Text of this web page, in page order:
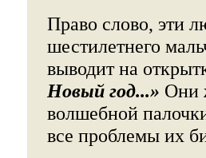
Право слово, эти
шестилетнего
выводит на
Новый год...» Они
волшебной
все проблемы их